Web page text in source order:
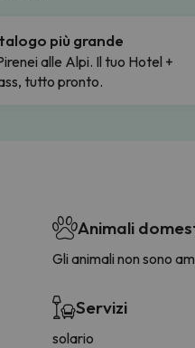
più grande
alle Alpi. Il tuo Hotel +
tutto pronto.
Animali
Gli animali non sono
Servizi
solario